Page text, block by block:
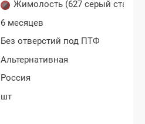
Жимолость (627 серый
6 месяцев
Без отверстий под ПТФ
Альтернативная
Россия
шт